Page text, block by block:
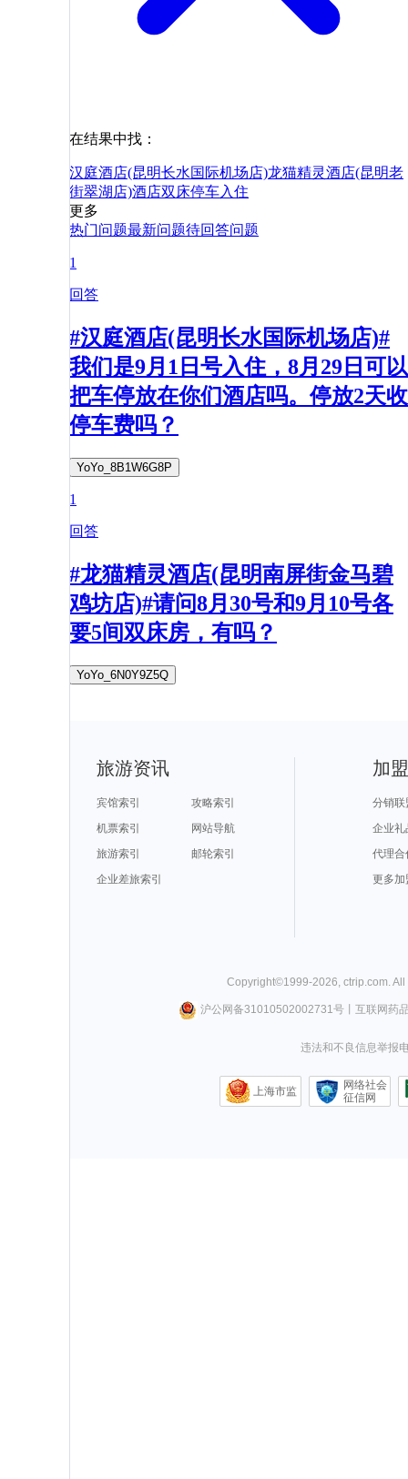
在结果中找：
汉庭酒店(昆明长水国际机场店)龙猫精灵酒店(昆明老
街翠湖店)酒店双床停车入住
更多
热门问题最新问题待回答问题
1
回答
#汉庭酒店(昆明长水国际机场店)#
我们是9月1日号入住，8月29日可以
把车停放在你们酒店吗。停放2天收
停车费吗？
YoYo_8B1W6G8P
1
回答
#龙猫精灵酒店(昆明南屏街金马碧
鸡坊店)#请问8月30号和9月10号各
要5间双床房，有吗？
YoYo_6N0Y9Z5Q
旅游资讯
宾馆索引
攻略索引
机票索引
网站导航
旅游索引
邮轮索引
企业差旅索引
加
分销联
企业礼
代理合
更多加
Copyright©1999-2026 ctrip.com .
沪公网备31010502002731号丨 互联网药
违法和不良信息举报
上海市监
网络社会
征信网